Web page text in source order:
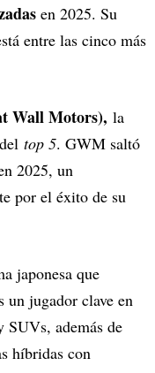
en 2025. Su
entre las cinco más
Wall Motors), la
top 5. GWM saltó
2025, un
por el éxito de su
japonesa que
un jugador clave en
SUVs, además de
híbridas con